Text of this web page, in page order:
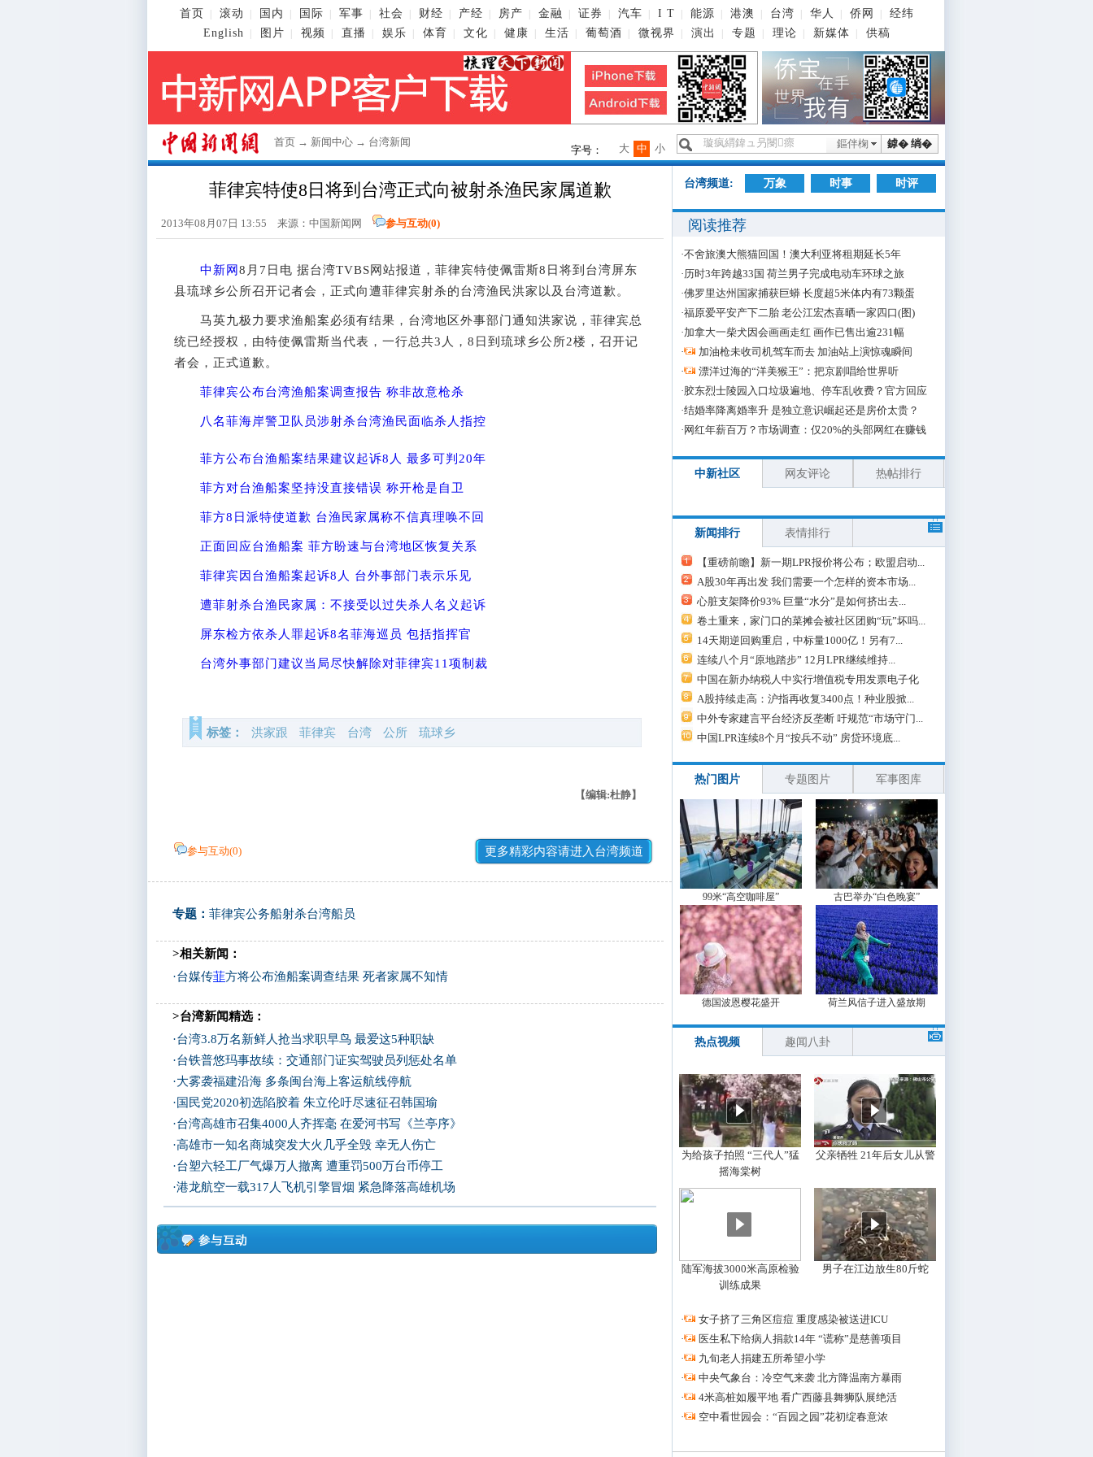
首页 滚动 国内 国际 军事 社会 财经 产经 房产 金融 证券 汽车 I T 能源 港澳 台湾 华人 侨网
经纬
English
图片 视频 直播 娱乐 体育 文化 健康 生活 葡萄酒 微视界 演出 专题 理论 新媒体 供稿
首页 → 新闻中心 → 台湾新闻 鎼� 绱�
鏂伴椈
字号： 小
中
大
菲律宾特使8日将到台湾正式向被射杀渔民家属道歉
2013年08月07日 13:55 来源： 中国新闻网 参与互动(0)
中新网 8月7日电 据台湾TVBS网站报道，菲律宾特使佩雷斯8日将到台湾屏东
县琉球乡公所召开记者会，正式向遭菲律宾射杀的台湾渔民洪家以及台湾道歉。
马英九极力要求渔船案必须有结果，台湾地区外事部门通知洪家说，菲律宾总
统已经授权，由特使佩雷斯当代表，一行总共3人，8日到琉球乡公所2楼，召开记
者会，正式道歉。
菲律宾公布台湾渔船案调查报告 称非故意枪杀
八名菲海岸警卫队员涉射杀台湾渔民面临杀人指控
菲方公布台渔船案结果建议起诉8人 最多可判20年
菲方对台渔船案坚持没直接错误 称开枪是自卫
菲方8日派特使道歉 台渔民家属称不信真理唤不回
正面回应台渔船案 菲方盼速与台湾地区恢复关系
菲律宾因台渔船案起诉8人 台外事部门表示乐见
遭菲射杀台渔民家属：不接受以过失杀人名义起诉
屏东检方依杀人罪起诉8名菲海巡员 包括指挥官
台湾外事部门建议当局尽快解除对菲律宾11项制裁
标签： 洪家跟 菲律宾 台湾 公所 琉球乡
【编辑:杜静】
参与互动(0) 更多精彩内容请进入台湾频道
专题： 菲律宾公务船射杀台湾船员
>相关新闻：
·台媒传菲方将公布渔船案调查结果 死者家属不知情
>台湾新闻精选：
·台湾3.8万名新鲜人抢当求职早鸟 最爱这5种职缺
·台铁普悠玛事故续：交通部门证实驾驶员列惩处名单
·大雾袭福建沿海 多条闽台海上客运航线停航
· 国民党2020初选陷胶着 朱立伦吁尽速征召韩国瑜
·台湾高雄市召集4000人齐挥毫 在爱河书写《兰亭序》
·高雄市一知名商城突发大火几乎全毁 幸无人伤亡
·台塑六轻工厂气爆万人撤离 遭重罚500万台币停工
·港龙航空一载317人飞机引擎冒烟 紧急降落高雄机场
台湾频道: 万象 时事 时评
阅读推荐
·不舍旅澳大熊猫回国！澳大利亚将租期延长5年
·历时3年跨越33国 荷兰男子完成电动车环球之旅
·佛罗里达州国家捕获巨蟒 长度超5米体内有73颗蛋
·福原爱平安产下二胎 老公江宏杰喜晒一家四口(图)
·加拿大一柴犬因会画画走红 画作已售出逾231幅
·
加油枪未收司机驾车而去 加油站上演惊魂瞬间
·
漂洋过海的“洋美猴王”：把京剧唱给世界听
·胶东烈士陵园入口垃圾遍地、停车乱收费？官方回应
·结婚率降离婚率升 是独立意识崛起还是房价太贵？
· 网红年薪百万？市场调查：仅20%的头部网红在赚钱
中新社区 网友评论 热帖排行
新闻排行 表情排行
【重磅前瞻】新一期LPR报价将公布；欧盟启动...
A股30年再出发 我们需要一个怎样的资本市场...
心脏支架降价93% 巨量“水分”是如何挤出去...
卷土重来，家门口的菜摊会被社区团购“玩”坏吗...
14天期逆回购重启，中标量1000亿！另有7...
连续八个月“原地踏步” 12月LPR继续维持...
中国在新办纳税人中实行增值税专用发票电子化
A股持续走高：沪指再收复3400点！种业股掀...
中外专家建言平台经济反垄断 吁规范“市场守门...
中国LPR连续8个月“按兵不动” 房贷环境底...
热门图片 专题图片 军事图库
99米“高空咖啡屋” 古巴举办“白色晚宴”
德国波恩樱花盛开 荷兰风信子进入盛放期
热点视频 趣闻八卦
为给孩子拍照 “三代人”猛
摇海棠树
父亲牺牲 21年后女儿从警
陆军海拔3000米高原检验
训练成果
男子在江边放生80斤蛇
·
女子挤了三角区痘痘 重度感染被送进ICU
·
医生私下给病人捐款14年 “谎称”是慈善项目
·
九旬老人捐建五所希望小学
·
中央气象台：冷空气来袭 北方降温南方暴雨
·
4米高桩如履平地 看广西藤县舞狮队展绝活
·
空中看世园会：“百园之园”花初绽春意浓